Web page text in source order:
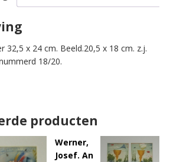
32,5 x 24 cm. Beeld.20,5 x 18 cm. z.j.
18/20.
producten
Werner,
Josef. An